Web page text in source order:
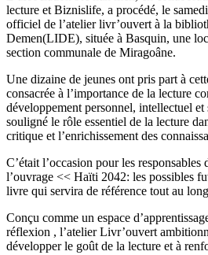
lecture et Biznislife, a procédé, le
officiel de l’atelier livr’ouvert à la
Demen(LIDE), située à Basquin, une
section communale de Miragoâne.
Une dizaine de jeunes ont pris part à
consacrée à l’importance de la lecture
développement personnel, intellectuel
souligné le rôle essentiel de la lecture
critique et l’enrichissement des
C’était l’occasion pour les
l’ouvrage << Haïti 2042: les possibles
livre qui servira de référence tout au
Conçu comme un espace
réflexion , l’atelier Livr’ouvert
développer le goût de la lecture et à